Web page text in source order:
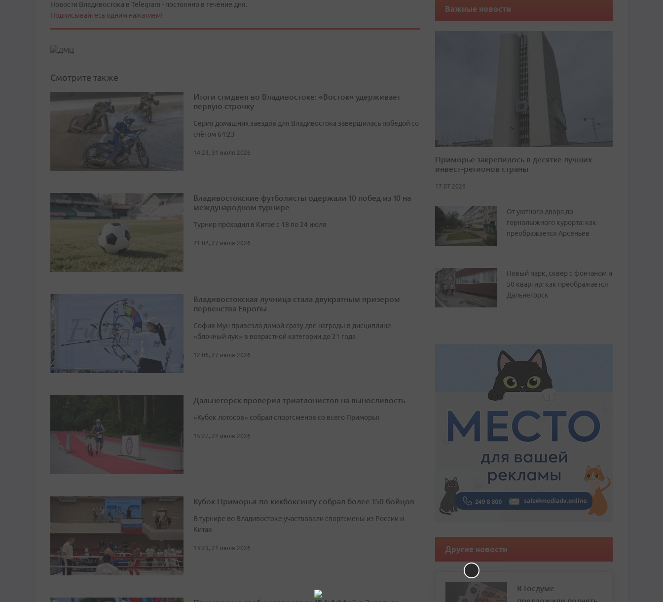
Новости Владивостока в Telegram - постоянно в течение дня.
Подписывайтесь одним нажатием!
Смотрите также
Итоги спидвея во Владивостоке: «Восток» удерживает
первую строчку
Серия домашних заездов для Владивостока завершилась победой со
счётом 64:23
14:23, 31 июля 2026
Владивостокские футболисты одержали 10 побед из 10 на
международном турнире
Турнир проходил в Китае с 18 по 24 июля
21:02, 27 июля 2026
Владивостокская лучница стала двукратным призером
первенства Европы
София Мун привезла домой сразу две награды в дисциплине
«блочный лук» в возрастной категории до 21 года
12:06, 27 июля 2026
Дальнегорск проверил триатлонистов на выносливость
«Кубок лотосов» собрал спортсменов со всего Приморья
15:27, 22 июля 2026
Кубок Приморья по кикбоксингу собрал более 150 бойцов
В турнире во Владивостоке участвовали спортсмены из России и
Китая
13:29, 21 июля 2026
Важные новости
Приморье закрепилось в десятке лучших
инвест-регионов страны
17.07.2026
От уютного двора до
горнолыжного курорта: как
преображается Арсеньев
Новый парк, сквер с фонтаном и
50 квартир: как преображается
Дальнегорск
Другие новости
В Госдуме